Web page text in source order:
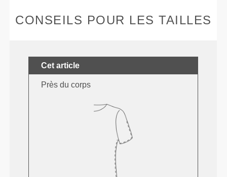
CONSEILS POUR LES TAILLES
Cet article
Près du corps